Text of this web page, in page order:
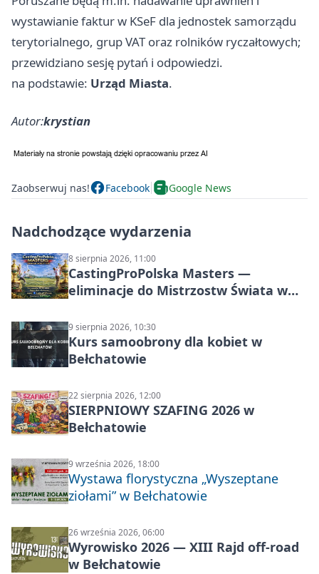
wystawianie faktur w KSeF dla jednostek samorządu
terytorialnego, grup VAT oraz rolników ryczałtowych;
przewidziano sesję pytań i odpowiedzi.
na podstawie: Urząd Miasta.
Autor:krystian
Zaobserwuj nas! Facebook Google News
Nadchodzące wydarzenia
8 sierpnia 2026, 11:00
CastingProPolska Masters —
eliminacje do Mistrzostw Świata w
9 sierpnia 2026, 10:30
Kurs samoobrony dla kobiet w
Bełchatowie
22 sierpnia 2026, 12:00
SIERPNIOWY SZAFING 2026 w
Bełchatowie
9 września 2026, 18:00
Wystawa florystyczna „Wyszeptane
ziołami” w Bełchatowie
26 września 2026, 06:00
Wyrowisko 2026 — XIII Rajd off‑road
w Bełchatowie